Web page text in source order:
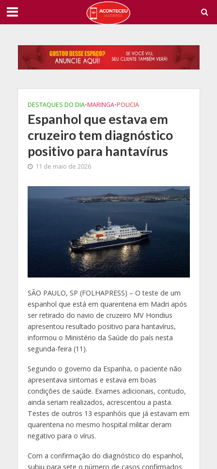
DESTAQUES DO DIA•MARINGA•POLICIA
Espanhol que estava em
cruzeiro tem diagnóstico
positivo para hantavírus
11 de maio de 2026
SÃO PAULO, SP (FOLHAPRESS) – O teste de um
espanhol que está em quarentena em Madri após
ser retirado do navio de cruzeiro MV Hondius
apresentou resultado positivo para hantavírus,
informou o Ministério da Saúde do país nesta
segunda-feira (11).
Segundo o governo da Espanha, o paciente não
apresentava sintomas e estava em boas
condições de saúde. Exames adicionais, contudo,
ainda seriam realizados, acrescentou a pasta.
Testes de outros 13 espanhóis que já estavam em
quarentena no mesmo hospital militar deram
negativo para o vírus.
Com a confirmação do diagnóstico do espanhol,
subiu para sete o número de casos confirmados